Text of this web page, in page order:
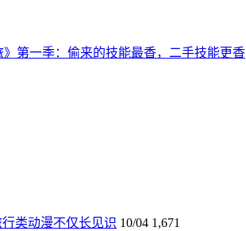
第一季：偷来的技能最香，二手技能更香
类动漫不仅长见识 10/04 1,671